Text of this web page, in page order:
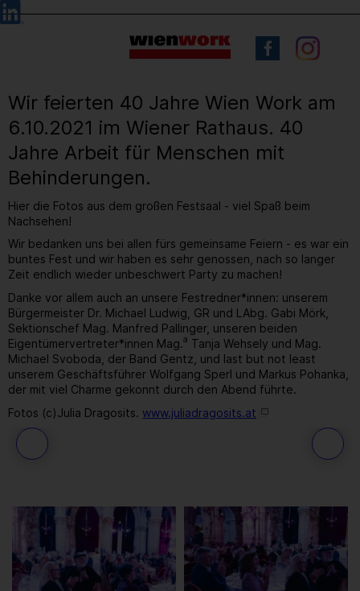
Barrierefreie
Bedienung
Sprachauswahl
Wir feierten 40 Jahre Wien Work am
6.10.2021 im Wiener Rathaus. 40
Jahre Arbeit für Menschen mit
Behinderungen.
Hier die Fotos aus dem großen Festsaal - viel Spaß beim
Nachsehen!
Wir bedanken uns bei allen fürs gemeinsame Feiern - es war ein
buntes Fest und wir haben es sehr genossen, nach so langer
Zeit endlich wieder unbeschwert Party zu machen!
Danke vor allem auch an unsere Festredner*innen: unserem
Bürgermeister Dr. Michael Ludwig, GR und LAbg. Gabi Mörk,
Sektionschef Mag. Manfred Pallinger, unseren beiden
Eigentümervertreter*innen Mag.a Tanja Wehsely und Mag.
Michael Svoboda, der Band Gentz, und last but not least
unserem Geschäftsführer Wolfgang Sperl und Markus Pohanka,
der mit viel Charme gekonnt durch den Abend führte.
Fotos (c)Julia Dragosits. www.juliadragosits.at
40 / 259